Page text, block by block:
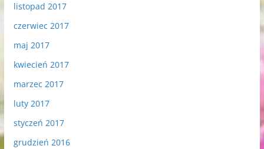
listopad 2017
czerwiec 2017
maj 2017
kwiecień 2017
marzec 2017
luty 2017
styczeń 2017
grudzień 2016